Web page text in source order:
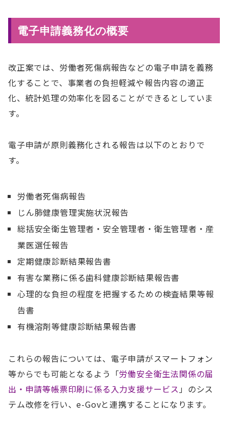
電子申請義務化の概要
改正案では、労働者死傷病報告などの電子申請を義務
化することで、事業者の負担軽減や報告内容の適正
化、統計処理の効率化を図ることができるとしていま
す。
電子申請が原則義務化される報告は以下のとおりで
す。
労働者死傷病報告
じん肺健康管理実施状況報告
総括安全衛生管理者・安全管理者・衛生管理者・産
業医選任報告
定期健康診断結果報告書
有害な業務に係る歯科健康診断結果報告書
心理的な負担の程度を把握するための検査結果等報
告書
有機溶剤等健康診断結果報告書
これらの報告については、電子申請がスマートフォン
等からでも可能となるよう「労働安全衛生法関係の届
出・申請等帳票印刷に係る入力支援サービス 」のシス
テム改修を行い、e-Govと連携することになります。